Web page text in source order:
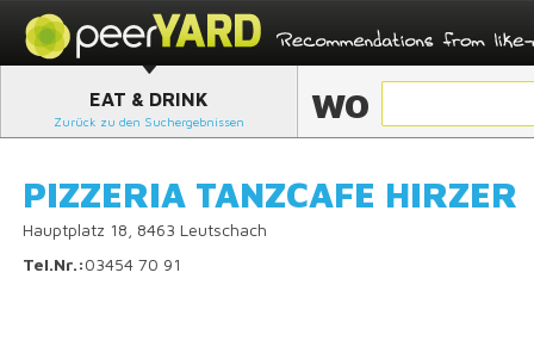
EAT & DRINK
Zurück zu den Suchergebnissen WO
PIZZERIA TANZCAFE HIRZER
Hauptplatz 18, 8463 Leutschach
Tel.Nr.:03454 70 91